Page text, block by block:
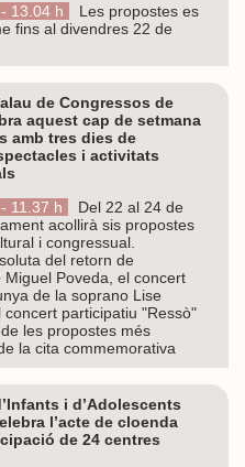
13.04 h
Les propostes es
fins al divendres 22 de
de Congressos de
aquest cap de setmana
amb tres dies de
i activitats
11.37 h
Del 22 al 24 de
acollirà sis propostes
i congressual.
del retorn de
Miguel Poveda, el concert
de la soprano Lise
concert participatiu "Ressò"
les propostes més
la cita commemorativa
i d’Adolescents
l’acte de cloenda
de 24 centres